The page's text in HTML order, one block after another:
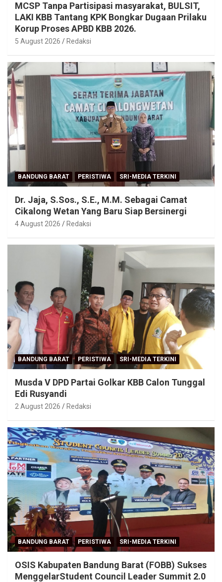
MCSP Tanpa Partisipasi masyarakat, BULSIT,
LAKI KBB Tantang KPK Bongkar Dugaan Prilaku
Korup Proses APBD KBB 2026.
5 August 2026 Redaksi
BANDUNG BARAT PERISTIWA SRI-MEDIA TERKINI
Dr. Jaja, S.Sos., S.E., M.M. Sebagai Camat
Cikalong Wetan Yang Baru Siap Bersinergi
4 August 2026 Redaksi
BANDUNG BARAT PERISTIWA SRI-MEDIA TERKINI
Musda V DPD Partai Golkar KBB Calon Tunggal
Edi Rusyandi
2 August 2026 Redaksi
BANDUNG BARAT PERISTIWA SRI-MEDIA TERKINI
OSIS Kabupaten Bandung Barat (FOBB) Sukses
MenggelarStudent Council Leader Summit 2.0